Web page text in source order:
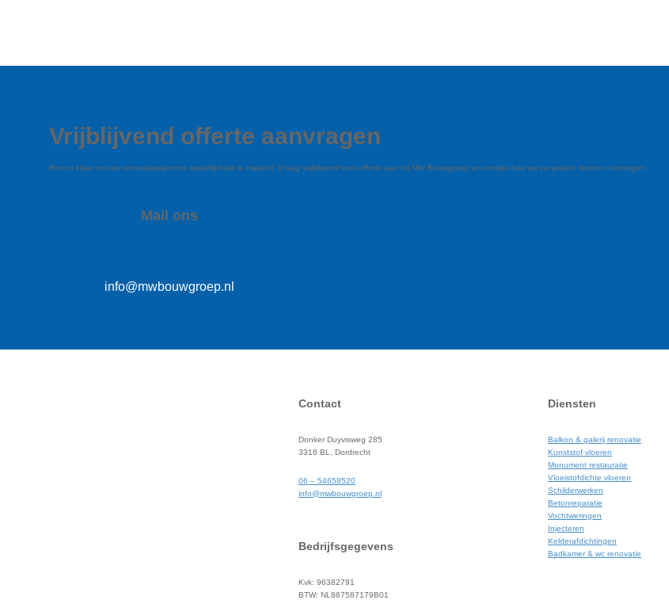
Vrijblijvend offerte aanvragen
Bent u klaar om uw renovatieplannen werkelijkheid te maken? Vraag vrijblijvend een offerte aan bij MW Bouwgroep en ontdek hoe wij uw project kunnen verzorgen.
Mail ons
info@mwbouwgroep.nl
Contact
Donker Duyvisweg 285
3316 BL, Dordrecht
06 – 54658520
info@mwbouwgroep.nl
Bedrijfsgegevens
Kvk: 96382791
BTW: NL867587179B01
Diensten
Balkon & galerij renovatie
Kunststof vloeren
Monument restauratie
Vloeistofdichte vloeren
Schilderwerken
Betonreparatie
Vochtweringen
Injecteren
Kelderafdichtingen
Badkamer & wc renovatie